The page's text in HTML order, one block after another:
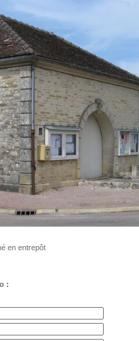
en entrepôt
: